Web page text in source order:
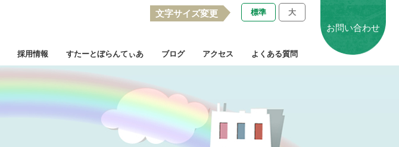
文字サイズ変更 標準 大
採用情報 すたーとぼらんてぃあ ブログ アクセス よくある質問
お問い合わせ